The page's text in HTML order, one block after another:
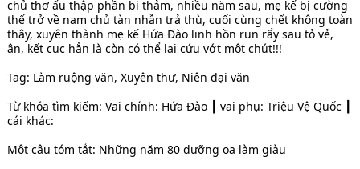
chủ thơ ấu thập phần bi thảm, nhiều năm sau, mẹ kế bị cường
thế trở về nam chủ tàn nhẫn trả thù, cuối cùng chết không toàn
thây, xuyên thành mẹ kế Hứa Đào linh hồn run rẩy sau tỏ vẻ,
ân, kết cục hẳn là còn có thể lại cứu vớt một chút!!!
Tag: Làm ruộng văn, Xuyên thư, Niên đại văn
Từ khóa tìm kiếm: Vai chính: Hứa Đào ┃ vai phụ: Triệu Vệ Quốc ┃
cái khác:
Một câu tóm tắt: Những năm 80 dưỡng oa làm giàu